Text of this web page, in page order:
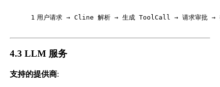
1 用户请求 → Cline 解析 → 生成 ToolCall → 请求审批 →
4.3 LLM 服务
支持的提供商: